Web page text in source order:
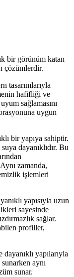
bir görünüm katan
çözümlerdir.
tasarımlarıyla
hafifliği ve
sağlamasını
uygun
bir yapıya sahiptir.
dayanıklıdır. Bu
zamanda,
işlemleri
yapısıyla uzun
sayesinde
sağlar.
profiller,
yapılarıyla
aynı
sunar.